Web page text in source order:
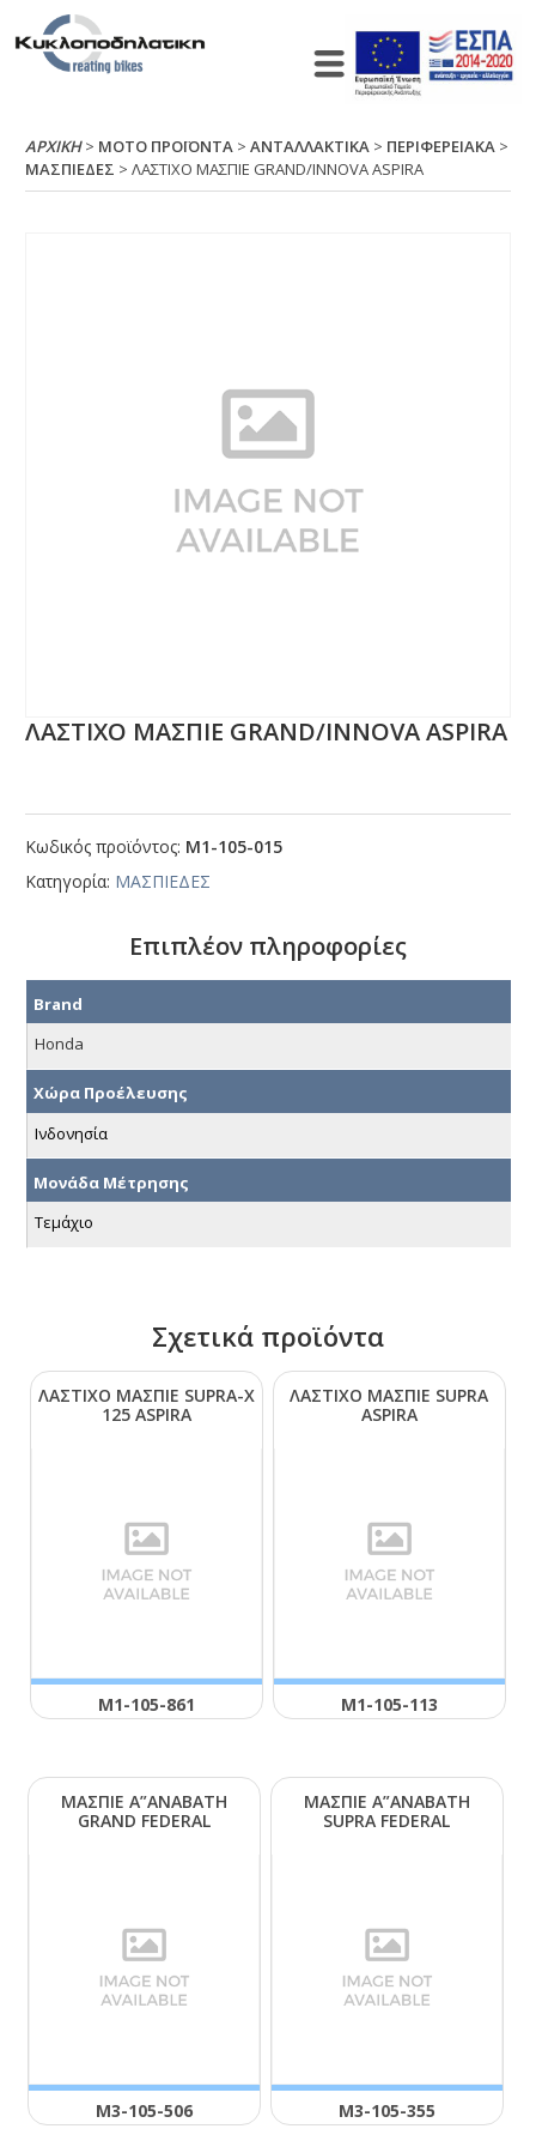
ΑΡΧΙΚΉ> ΜΟΤΟ ΠΡΟΪΟΝΤΑ >ΑΝΤΑΛΛΑΚΤΙΚΑ > ΠΕΡΙΦΕΡΕΙΑΚΑ >
ΜΑΣΠΙΕΔΕΣ > ΛΑΣΤΙΧΟ ΜΑΣΠΙΕ GRΑΝD/ΙΝΝΟVΑ ΑSΡΙRΑ
ΛΑΣΤΙΧΟ ΜΑΣΠΙΕ GRΑΝD/ΙΝΝΟVΑ ΑSΡΙRΑ
Κωδικός προϊόντος: Μ1-105-015
Κατηγορία: ΜΑΣΠΙΕΔΕΣ
Επιπλέον πληροφορίες
Brand
Honda
Χώρα Προέλευσης
Ινδονησία
Μονάδα Μέτρησης
Τεμάχιο
Σχετικά προϊόντα
ΛΑΣΤΙΧΟ ΜΑΣΠΙΕ SUΡRΑ-Χ
125 ΑSΡΙRΑ
Μ1-105-861
ΛΑΣΤΙΧΟ ΜΑΣΠΙΕ SUΡRΑ
ΑSΡΙRΑ
Μ1-105-113
ΜΑΣΠΙΕ Α”ΑΝΑΒΑΤΗ
GRΑΝD FΕDΕRΑL
Μ3-105-506
ΜΑΣΠΙΕ Α”ΑΝΑΒΑΤΗ
SUΡRΑ FΕDΕRΑL
Μ3-105-355